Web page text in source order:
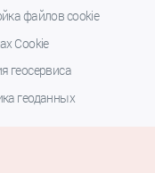
файлов cookie
Cookie
геосервиса
геоданных